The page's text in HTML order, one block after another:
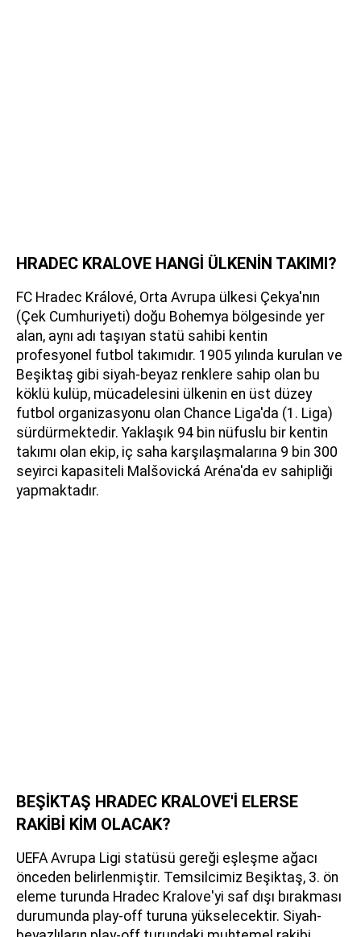
HRADEC KRALOVE HANGİ ÜLKENİN TAKIMI?
FC Hradec Králové, Orta Avrupa ülkesi Çekya'nın
(Çek Cumhuriyeti) doğu Bohemya bölgesinde yer
alan, aynı adı taşıyan statü sahibi kentin
profesyonel futbol takımıdır. 1905 yılında kurulan ve
Beşiktaş gibi siyah-beyaz renklere sahip olan bu
köklü kulüp, mücadelesini ülkenin en üst düzey
futbol organizasyonu olan Chance Liga'da (1. Liga)
sürdürmektedir. Yaklaşık 94 bin nüfuslu bir kentin
takımı olan ekip, iç saha karşılaşmalarına 9 bin 300
seyirci kapasiteli Malšovická Aréna'da ev sahipliği
yapmaktadır.
BEŞİKTAŞ HRADEC KRALOVE'İ ELERSE
RAKİBİ KİM OLACAK?
UEFA Avrupa Ligi statüsü gereği eşleşme ağacı
önceden belirlenmiştir. Temsilcimiz Beşiktaş, 3. ön
eleme turunda Hradec Kralove'yi saf dışı bırakması
durumunda play-off turuna yükselecektir. Siyah-